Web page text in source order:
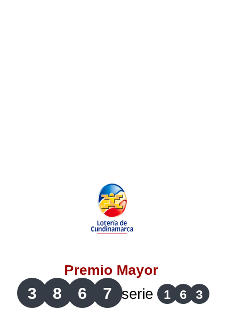
Lotería de Bogotá
Lotería de Risaralda
Lotería de Santander
Lotería del Cauca
Premio Mayor
3 8 6 7 serie 1 6 3